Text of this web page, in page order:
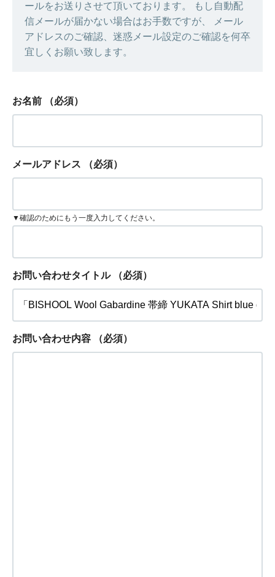
ールをお送りさせて頂いております。 もし自動配
信メールが届かない場合はお手数ですが、 メール
アドレスのご確認、迷惑メール設定のご確認を何卒
宜しくお願い致します。
お名前 （必須）
メールアドレス （必須）
▼確認のためにもう一度入力してください。
お問い合わせタイトル （必須）
お問い合わせ内容 （必須）